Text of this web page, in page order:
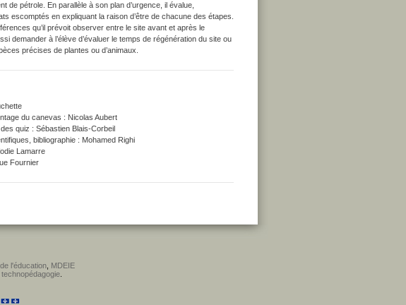
de pétrole. En parallèle à son plan d’urgence, il évalue,
escomptés en expliquant la raison d’être de chacune des étapes.
qu’il prévoit observer entre le site avant et après le
demander à l’élève d’évaluer le temps de régénération du site ou
précises de plantes ou d’animaux.
du canevas : Nicolas Aubert
quiz : Sébastien Blais-Corbeil
bibliographie : Mohamed Righi
Lamarre
Fournier
l'éducation, MDEIE
.